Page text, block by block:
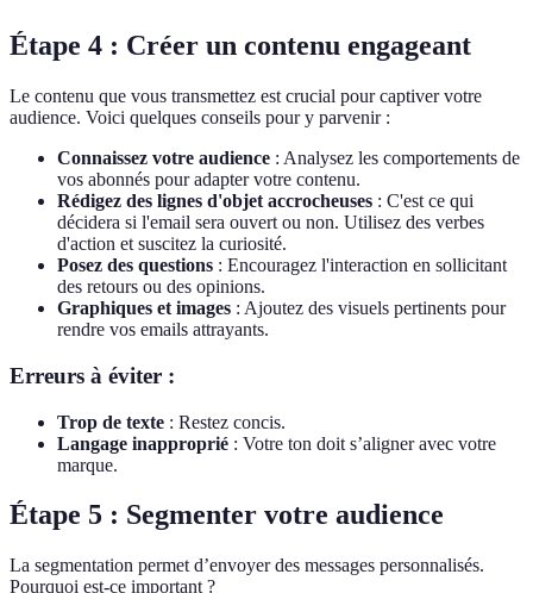
Étape 4 : Créer un contenu engageant
Le contenu que vous transmettez est crucial pour captiver votre
audience. Voici quelques conseils pour y parvenir :
Connaissez votre audience : Analysez les comportements de
vos abonnés pour adapter votre contenu.
Rédigez des lignes d'objet accrocheuses : C'est ce qui
décidera si l'email sera ouvert ou non. Utilisez des verbes
d'action et suscitez la curiosité.
Posez des questions : Encouragez l'interaction en sollicitant
des retours ou des opinions.
Graphiques et images : Ajoutez des visuels pertinents pour
rendre vos emails attrayants.
Erreurs à éviter :
Trop de texte : Restez concis.
Langage inapproprié : Votre ton doit s’aligner avec votre
marque.
Étape 5 : Segmenter votre audience
La segmentation permet d’envoyer des messages personnalisés.
Pourquoi est-ce important ?